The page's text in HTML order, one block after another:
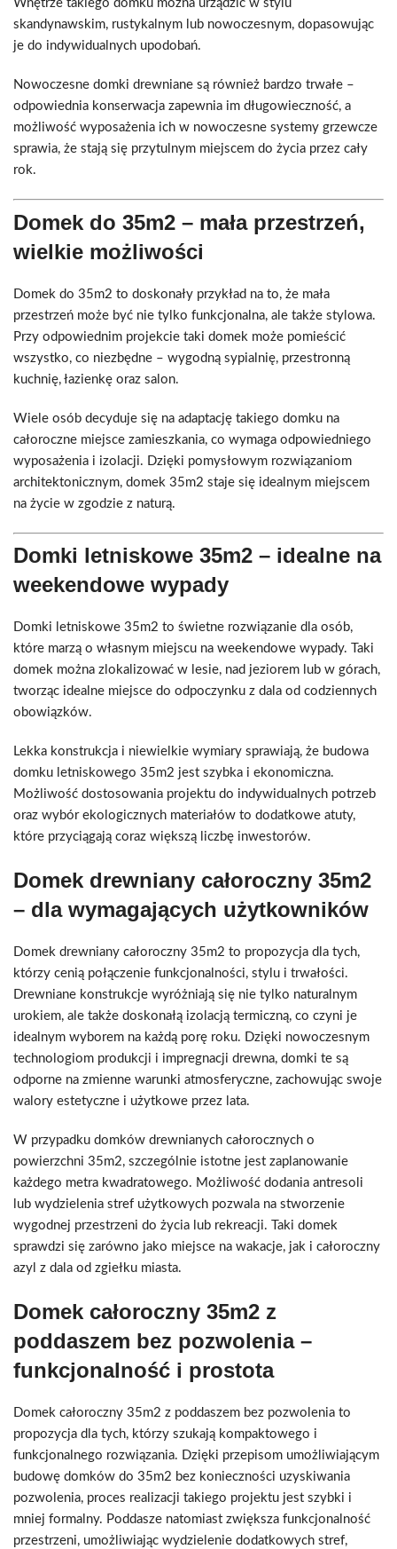
Wnętrze takiego domku można urządzić w stylu
skandynawskim, rustykalnym lub nowoczesnym, dopasowując
je do indywidualnych upodobań.
Nowoczesne domki drewniane są również bardzo trwałe –
odpowiednia konserwacja zapewnia im długowieczność, a
możliwość wyposażenia ich w nowoczesne systemy grzewcze
sprawia, że stają się przytulnym miejscem do życia przez cały
rok.
Domek do 35m2 – mała przestrzeń,
wielkie możliwości
Domek do 35m2 to doskonały przykład na to, że mała
przestrzeń może być nie tylko funkcjonalna, ale także stylowa.
Przy odpowiednim projekcie taki domek może pomieścić
wszystko, co niezbędne – wygodną sypialnię, przestronną
kuchnię, łazienkę oraz salon.
Wiele osób decyduje się na adaptację takiego domku na
całoroczne miejsce zamieszkania, co wymaga odpowiedniego
wyposażenia i izolacji. Dzięki pomysłowym rozwiązaniom
architektonicznym, domek 35m2 staje się idealnym miejscem
na życie w zgodzie z naturą.
Domki letniskowe 35m2 – idealne na
weekendowe wypady
Domki letniskowe 35m2 to świetne rozwiązanie dla osób,
które marzą o własnym miejscu na weekendowe wypady. Taki
domek można zlokalizować w lesie, nad jeziorem lub w górach,
tworząc idealne miejsce do odpoczynku z dala od codziennych
obowiązków.
Lekka konstrukcja i niewielkie wymiary sprawiają, że budowa
domku letniskowego 35m2 jest szybka i ekonomiczna.
Możliwość dostosowania projektu do indywidualnych potrzeb
oraz wybór ekologicznych materiałów to dodatkowe atuty,
które przyciągają coraz większą liczbę inwestorów.
Domek drewniany całoroczny 35m2
– dla wymagających użytkowników
Domek drewniany całoroczny 35m2 to propozycja dla tych,
którzy cenią połączenie funkcjonalności, stylu i trwałości.
Drewniane konstrukcje wyróżniają się nie tylko naturalnym
urokiem, ale także doskonałą izolacją termiczną, co czyni je
idealnym wyborem na każdą porę roku. Dzięki nowoczesnym
technologiom produkcji i impregnacji drewna, domki te są
odporne na zmienne warunki atmosferyczne, zachowując swoje
walory estetyczne i użytkowe przez lata.
W przypadku domków drewnianych całorocznych o
powierzchni 35m2, szczególnie istotne jest zaplanowanie
każdego metra kwadratowego. Możliwość dodania antresoli
lub wydzielenia stref użytkowych pozwala na stworzenie
wygodnej przestrzeni do życia lub rekreacji. Taki domek
sprawdzi się zarówno jako miejsce na wakacje, jak i całoroczny
azyl z dala od zgiełku miasta.
Domek całoroczny 35m2 z
poddaszem bez pozwolenia –
funkcjonalność i prostota
Domek całoroczny 35m2 z poddaszem bez pozwolenia to
propozycja dla tych, którzy szukają kompaktowego i
funkcjonalnego rozwiązania. Dzięki przepisom umożliwiającym
budowę domków do 35m2 bez konieczności uzyskiwania
pozwolenia, proces realizacji takiego projektu jest szybki i
mniej formalny. Poddasze natomiast zwiększa funkcjonalność
przestrzeni, umożliwiając wydzielenie dodatkowych stref,